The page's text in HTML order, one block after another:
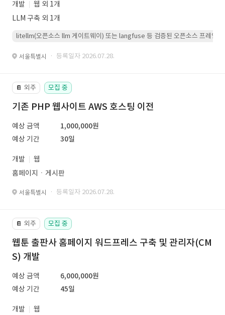
개발
웹 외 1개
LLM 구축 외 1개
litellm(오픈소스 llm 게이트웨이) 또는 langfuse 등 검증된 오픈소스 프레임워
서울특별시 · 등록일자 2026.07.28.
📔 외주 모집 중
기존 PHP 웹사이트 AWS 호스팅 이전
예상 금액
1,000,000원
예상 기간
30일
개발
웹
홈페이지ㆍ게시판
서울특별시 · 등록일자 2026.07.28.
📔 외주 모집 중
웹툰 출판사 홈페이지 워드프레스 구축 및 관리자(CM
S) 개발
예상 금액
6,000,000원
예상 기간
45일
개발
웹